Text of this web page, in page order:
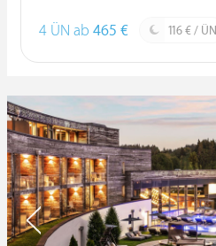
4 ÜN ab 465 € 116 € / ÜN